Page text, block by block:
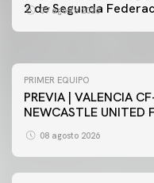
2 de Segunda
07 agosto 2026
ENTRENAMIENTO
PRIMER EQUIPO
PREVIA | VALENCIA
NEWCASTLE UNITED
08 agosto 2026